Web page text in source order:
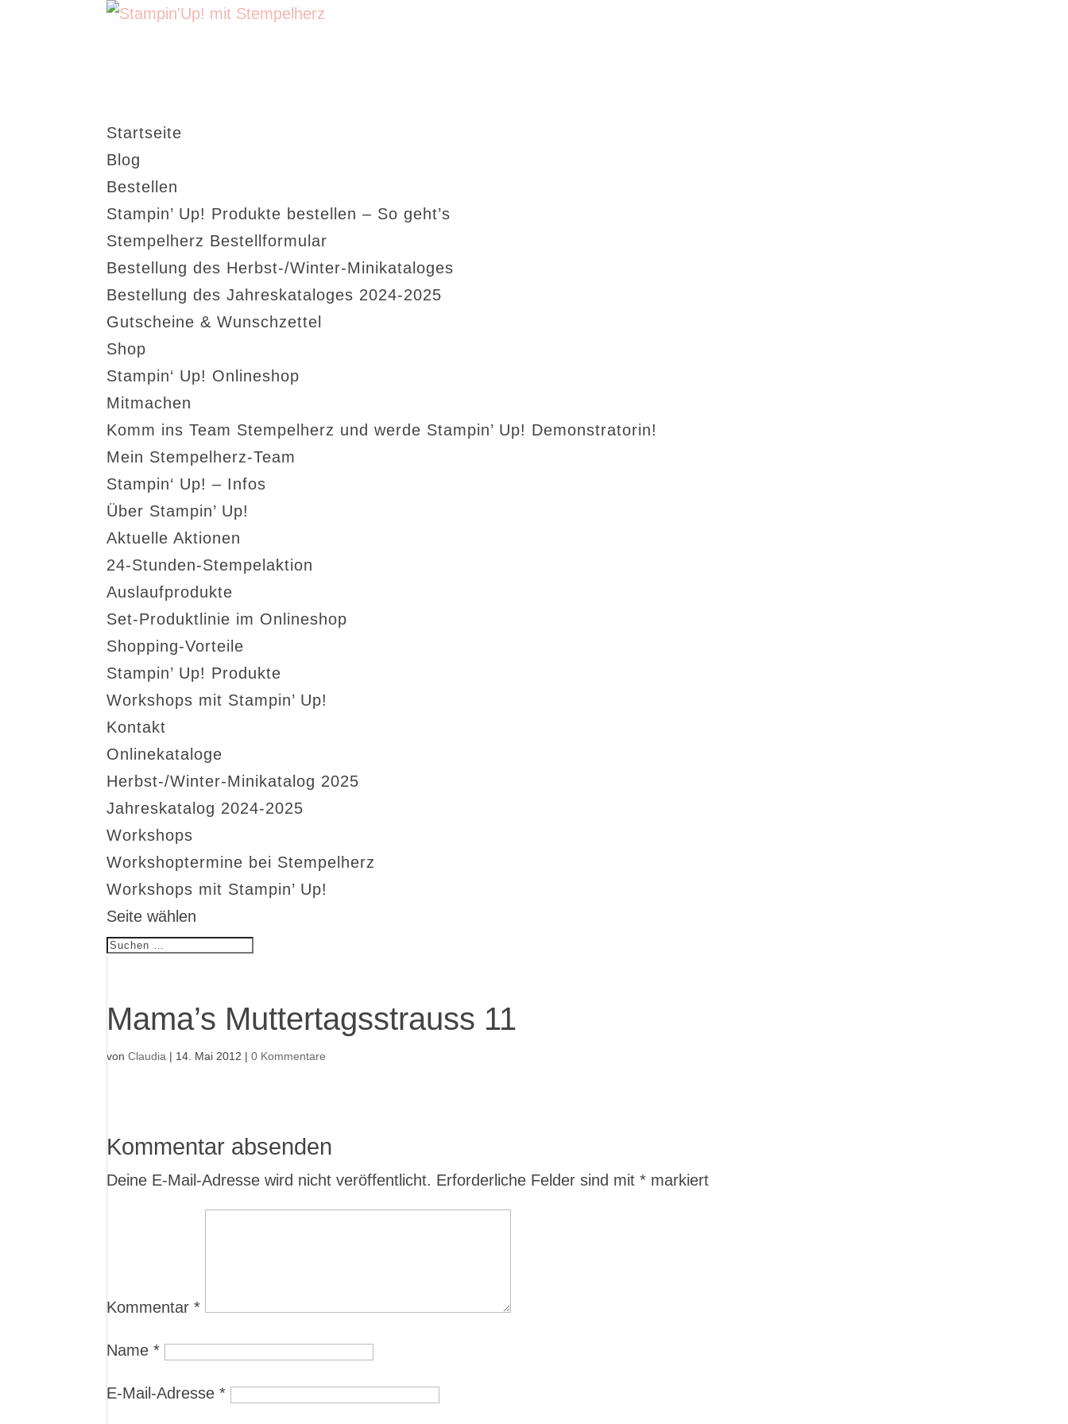
Startseite
Blog
Bestellen
Stampin’ Up! Produkte bestellen – So geht’s
Stempelherz Bestellformular
Bestellung des Herbst-/Winter-Minikataloges
Bestellung des Jahreskataloges 2024-2025
Gutscheine & Wunschzettel
Shop
Stampin‘ Up! Onlineshop
Mitmachen
Komm ins Team Stempelherz und werde Stampin’ Up! Demonstratorin!
Mein Stempelherz-Team
Stampin‘ Up! – Infos
Über Stampin’ Up!
Aktuelle Aktionen
24-Stunden-Stempelaktion
Auslaufprodukte
Set-Produktlinie im Onlineshop
Shopping-Vorteile
Stampin’ Up! Produkte
Workshops mit Stampin’ Up!
Kontakt
Onlinekataloge
Herbst-/Winter-Minikatalog 2025
Jahreskatalog 2024-2025
Workshops
Workshoptermine bei Stempelherz
Workshops mit Stampin’ Up!
Seite wählen
Mama’s Muttertagsstrauss 11
vonClaudia | 14. Mai 2012 |0 Kommentare
Kommentar absenden
Deine E-Mail-Adresse wird nicht veröffentlicht. Erforderliche Felder sind mit* markiert
Kommentar*
Name*
E-Mail-Adresse*